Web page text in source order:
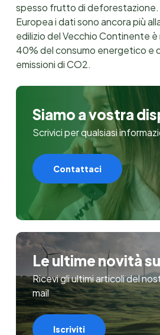
spesso frutto di deforestazione.
Europea i dati sono ancora più
edilizio del Vecchio Continente
40% del consumo energetico e
emissioni di CO2.
Siamo a vostra
Scrivici per qualsiasi
Contattaci
Le ultime novità
Ricevi gli ultimi articoli del
mail
Iscriviti